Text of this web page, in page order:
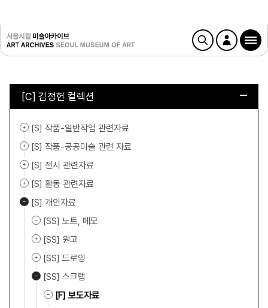
[C] 김정헌 컬렉션
[S] 작품-일반작업 관련자료
[S] 작품-공공미술 관련 자료
[S] 전시 관련자료
[S] 활동 관련자료
[S] 개인자료
[SS] 노트, 메모
[SS] 원고
[SS] 드로잉
[SS] 스크랩
[F] 보도자료